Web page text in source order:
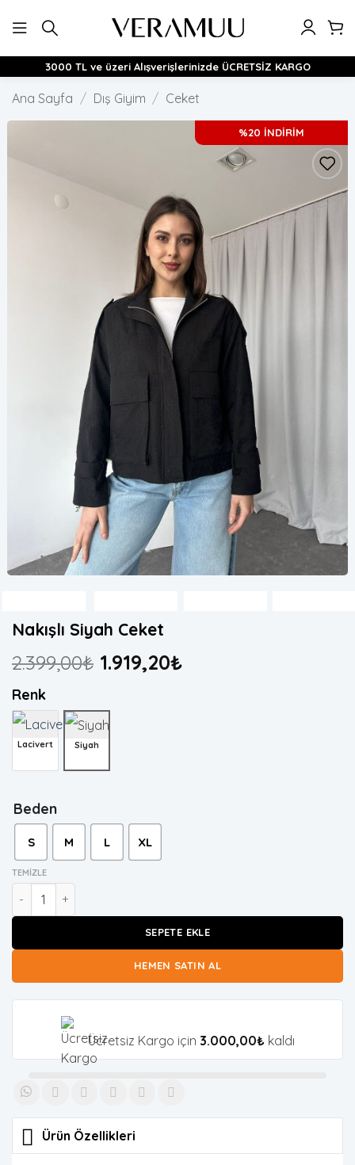
atla
3000 TL ve üzeri Alışverişlerinizde ÜCRETSİZ KARGO
Ana Sayfa / Dış Giyim / Ceket
%20 İNDİRİM
Nakışlı Siyah Ceket
2.399,00₺ 1.919,20₺
Renk
Lacivert Siyah
Beden
S M L XL
TEMIZLE
SEPETE EKLE
HEMEN SATIN AL
Ücretsiz Kargo için 3.000,00₺kaldı
Ürün Özellikleri